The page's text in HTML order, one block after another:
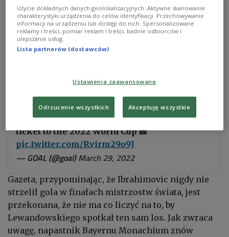
są warte oglądania - zdaniem najlepszego
szwedzkiego strzelca i showmana w historii. Ale
nawet wielki Zlatan musi mieć ogromną pokusę, by
rozsiąść się w fotelu i zobaczyć, jakie spustoszenie
Lewandowski" - pisze "The Sun".
Robert Lewandowski and Poland secure their
ticket to the 2022 World Cup 🎫
pic.twitter.com/Rvirm29o9J
— GOAL (@goal)March 29, 2022
Gazeta, przypominając, że Ibrahimovic nigdy nie
strzelił gola w finałach mistrzostw świata, jest
przekonana, że nie ma co liczyć na to, by
Lewandowskiego spotkał ten sam los. Jak zwraca
uwagę, napastnik Bayernu Monachium znów
Użycie dokładnych danych geolokalizacyjnych. Aktywne skanowanie
charakterystyki urządzenia do celów identyfikacji. Przechowywanie
informacji na urządzeniu lub dostęp do nich. Spersonalizowane
reklamy i treści, pomiar reklam i treści, badnie odbiorców i
ulepszanie usług.
Lista partnerów (dostawców)
Ustawienia zaawansowane
Odrzucenie wszystkich Akceptuję wszystkie